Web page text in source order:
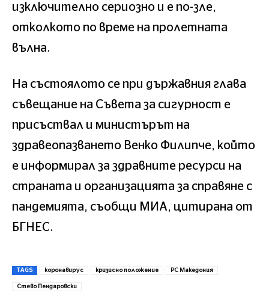
изключително сериозно и е по-зле,
отколкото по време на пролетната
вълна.
На състоялото се при държавния глава
съвещание на Съвета за сигурност е
присъствал и министърът на
здравеопазването Венко Филипче, който
е информирал за здравните ресурси на
страната и организацията за справяне с
пандемията, съобщи МИА, цитирана от
БГНЕС.
TAGS коронавирус кризисно положение РС Македония
Стево Пендаровски